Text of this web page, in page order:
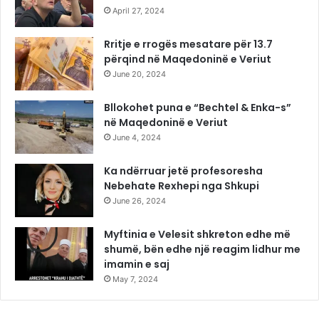
April 27, 2024
Rritje e rrogës mesatare për 13.7
përqind në Maqedoninë e Veriut
June 20, 2024
Bllokohet puna e “Bechtel & Enka-s”
në Maqedoninë e Veriut
June 4, 2024
Ka ndërruar jetë profesoresha
Nebehate Rexhepi nga Shkupi
June 26, 2024
Myftinia e Velesit shkreton edhe më
shumë, bën edhe një reagim lidhur me
imamin e saj
May 7, 2024